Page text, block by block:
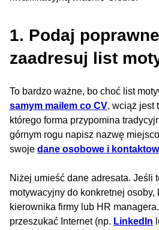
1. Podaj
zaadresuj list
To bardzo ważne, bo choć list
samym mailem co CV, wciąż jest
którego forma przypomina
górnym rogu napisz nazwę
swoje dane osobowe i
Niżej umieść dane adresata. Jeśli
motywacyjny do konkretnej osoby,
kierownika firmy lub HR
przeszukać Internet (np. LinkedIn